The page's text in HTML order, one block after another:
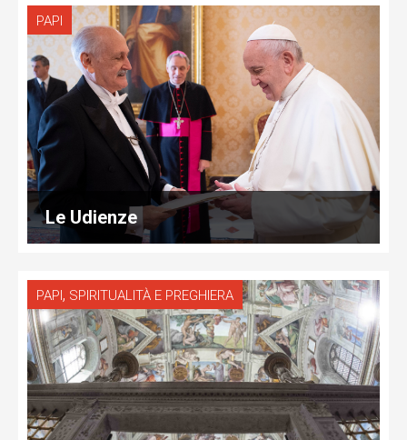
PAPI
Le Udienze
PAPI, SPIRITUALITÀ E PREGHIERA